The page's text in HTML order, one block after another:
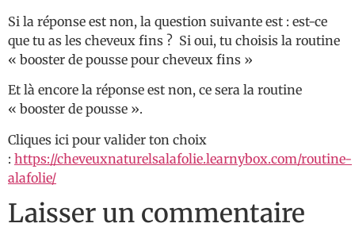
Si la réponse est non, la question suivante est : est-ce
que tu as les cheveux fins ? Si oui, tu choisis la routine
« booster de pousse pour cheveux fins »
Et là encore la réponse est non, ce sera la routine
« booster de pousse ».
Cliques ici pour valider ton choix
: https://cheveuxnaturelsalafolie.learnybox.com/routine-
alafolie/
Laisser un commentaire